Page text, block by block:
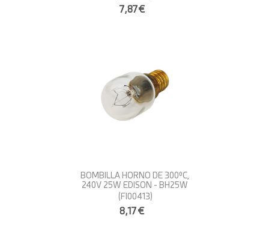
7,87€
BOMBILLA HORNO DE 300ºC,
240V 25W EDISON - BH25W
(FI00413)
8,17€